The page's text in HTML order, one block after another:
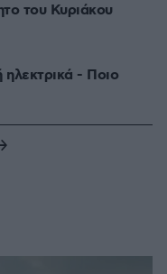
του Κυριάκου
- Ποιο